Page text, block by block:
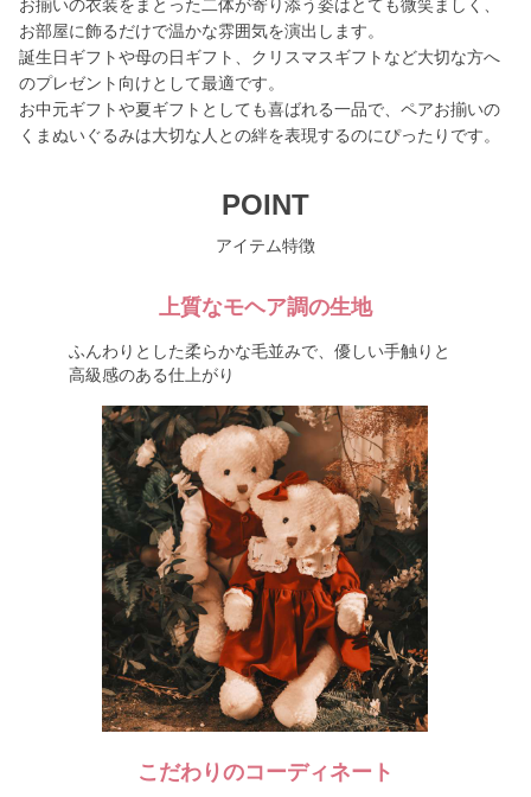
お揃いの衣装をまとった二体が寄り添う姿はとても微笑ましく、
お部屋に飾るだけで温かな雰囲気を演出します。
誕生日ギフトや母の日ギフト、クリスマスギフトなど大切な方へ
のプレゼント向けとして最適です。
お中元ギフトや夏ギフトとしても喜ばれる一品で、ペアお揃いの
くまぬいぐるみは大切な人との絆を表現するのにぴったりです。
POINT
アイテム特徴
上質なモヘア調の生地
ふんわりとした柔らかな毛並みで、優しい手触りと
高級感のある仕上がり
こだわりのコーディネート